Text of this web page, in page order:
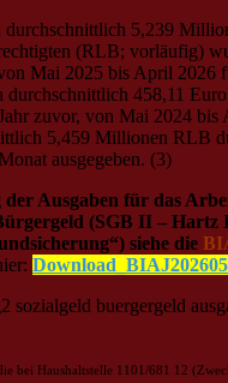
durchschnittlich 5,239
(RLB; vorläufig)
Mai 2025 bis April 2026
durchschnittlich 458,11
zuvor, von Mai 2024
5,459 Millionen RLB
ausgegeben. (3)
Ausgaben für das
(SGB II – Hartz
siehe die
bei Haushaltstelle 1101/681 12